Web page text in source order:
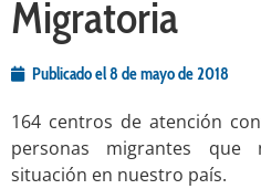
Migratoria
Publicado el8 de mayo de 2018
164 centros de atención
personas migrantes que
situación en nuestro país.